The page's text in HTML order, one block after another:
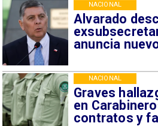
Alvarado
anuncia
NACIONAL
Graves
en
contratos y
NACIONAL